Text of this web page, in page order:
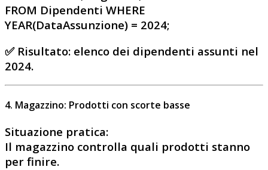
FROM Dipendenti WHERE
YEAR(DataAssunzione) = 2024;
✅ Risultato: elenco dei dipendenti assunti nel
2024.
4. Magazzino: Prodotti con scorte basse
Situazione pratica:
Il magazzino controlla quali prodotti stanno
per finire.